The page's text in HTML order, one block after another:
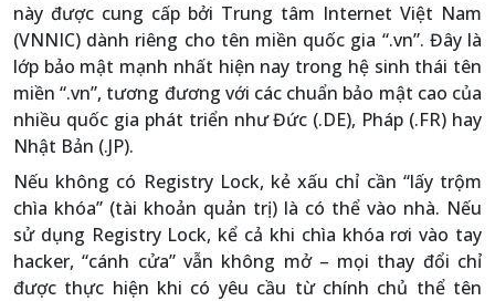
này được cung cấp bởi Trung tâm Internet Việt Nam
(VNNIC) dành riêng cho tên miền quốc gia “.vn”. Đây là
lớp bảo mật mạnh nhất hiện nay trong hệ sinh thái tên
miền “.vn”, tương đương với các chuẩn bảo mật cao của
nhiều quốc gia phát triển như Đức (.DE), Pháp (.FR) hay
Nhật Bản (.JP).
Nếu không có Registry Lock, kẻ xấu chỉ cần “lấy trộm
chìa khóa” (tài khoản quản trị) là có thể vào nhà. Nếu
sử dụng Registry Lock, kể cả khi chìa khóa rơi vào tay
hacker, “cánh cửa” vẫn không mở – mọi thay đổi chỉ
được thực hiện khi có yêu cầu từ chính chủ thể tên